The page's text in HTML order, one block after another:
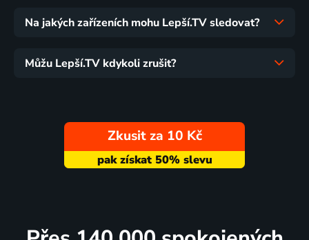
Na jakých zařízeních mohu Lepší.TV sledovat?
Můžu Lepší.TV kdykoli zrušit?
Zkusit za 10 Kč